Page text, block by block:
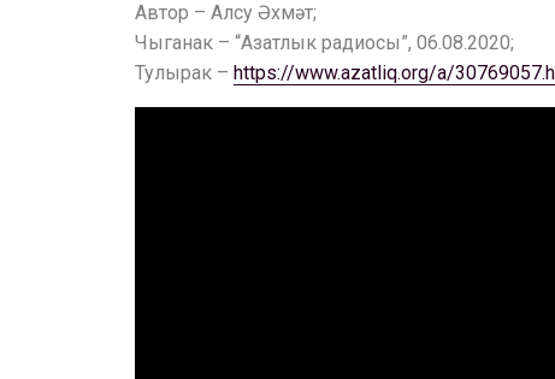
Автор – Алсу Әхмәт;
Чыганак – “Азатлык радиосы”, 06.08.2020;
Тулырак – https://www.azatliq.org/a/